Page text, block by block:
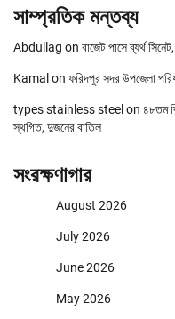
সাম্প্রতিক মন্তব্য
Abdullag on বাজেট পাসে ব্যর্থ
Kamal on ফরিদপুর সদর উপজেলা
types stainless steel on ৪৮তম
স্থগিত, দুজনের বাতিল
সংরক্ষণাগার
August 2026
July 2026
June 2026
May 2026